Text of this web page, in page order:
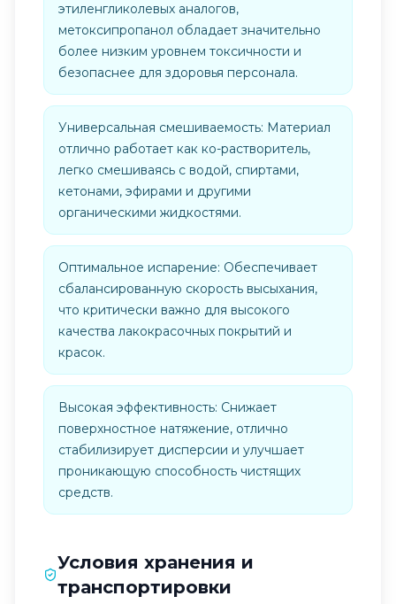
этиленгликолевых аналогов,
метоксипропанол обладает значительно
более низким уровнем токсичности и
безопаснее для здоровья персонала.
Универсальная смешиваемость: Материал
отлично работает как ко-растворитель,
легко смешиваясь с водой, спиртами,
кетонами, эфирами и другими
органическими жидкостями.
Оптимальное испарение: Обеспечивает
сбалансированную скорость высыхания,
что критически важно для высокого
качества лакокрасочных покрытий и
красок.
Высокая эффективность: Снижает
поверхностное натяжение, отлично
стабилизирует дисперсии и улучшает
проникающую способность чистящих
средств.
Условия хранения и
транспортировки